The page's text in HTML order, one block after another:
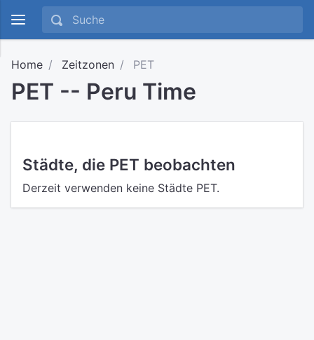
Home Zeitzonen PET
PET -- Peru Time
Städte, die PET beobachten
Derzeit verwenden keine Städte PET.